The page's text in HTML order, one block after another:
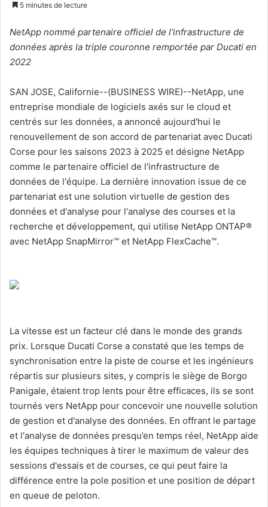
5 minutes de lecture
NetApp nommé partenaire officiel de l'infrastructure de
données après la triple couronne remportée par Ducati en
2022
SAN JOSE, Californie--(BUSINESS WIRE)--NetApp, une
entreprise mondiale de logiciels axés sur le cloud et
centrés sur les données, a annoncé aujourd'hui le
renouvellement de son accord de partenariat avec Ducati
Corse pour les saisons 2023 à 2025 et désigne NetApp
comme le partenaire officiel de l'infrastructure de
données de l'équipe. La dernière innovation issue de ce
partenariat est une solution virtuelle de gestion des
données et d'analyse pour l'analyse des courses et la
recherche et développement, qui utilise NetApp ONTAP®
avec NetApp SnapMirror™ et NetApp FlexCache™.
La vitesse est un facteur clé dans le monde des grands
prix. Lorsque Ducati Corse a constaté que les temps de
synchronisation entre la piste de course et les ingénieurs
répartis sur plusieurs sites, y compris le siège de Borgo
Panigale, étaient trop lents pour être efficaces, ils se sont
tournés vers NetApp pour concevoir une nouvelle solution
de gestion et d'analyse des données. En offrant le partage
et l'analyse de données presqu’en temps réel, NetApp aide
les équipes techniques à tirer le maximum de valeur des
sessions d'essais et de courses, ce qui peut faire la
différence entre la pole position et une position de départ
en queue de peloton.